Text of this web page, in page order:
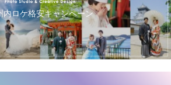
内ロケ格安キャンペーン